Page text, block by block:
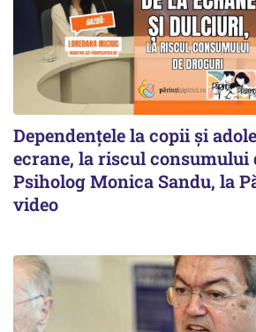
Dependențele la copii și
ecrane, la riscul consumului
Psiholog Monica Sandu, la
video